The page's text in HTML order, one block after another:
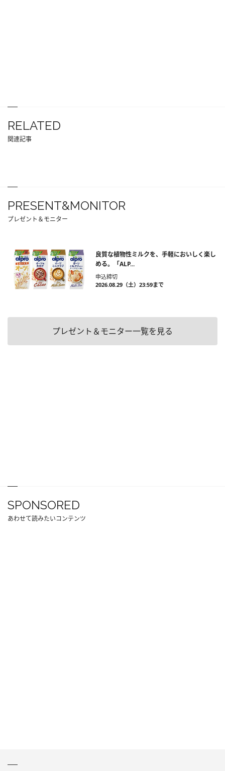
RELATED
関連記事
PRESENT&MONITOR
プレゼント＆モニター
良質な植物性ミルクを、手軽においしく楽し
める。「ALP...
申込締切
2026.08.29（土）23:59まで
プレゼント＆モニター一覧を見る
SPONSORED
あわせて読みたいコンテンツ